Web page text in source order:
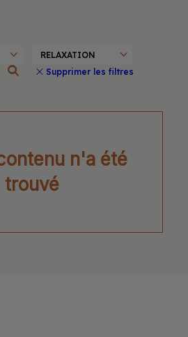
Supprimer les filtres
n'a été
trouvé